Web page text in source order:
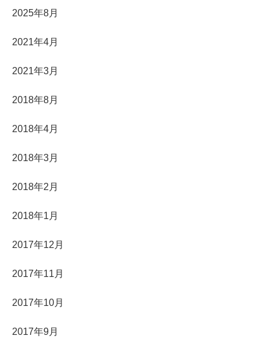
2025年8月
2021年4月
2021年3月
2018年8月
2018年4月
2018年3月
2018年2月
2018年1月
2017年12月
2017年11月
2017年10月
2017年9月